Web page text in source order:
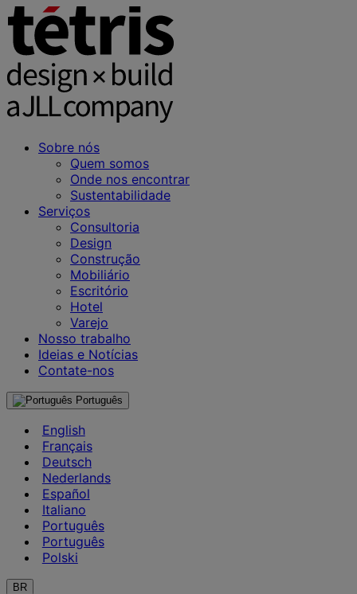
Sobre nós
Quem somos
Onde nos encontrar
Sustentabilidade
Serviços
Consultoria
Design
Construção
Mobiliário
Escritório
Hotel
Varejo
Nosso trabalho
Ideias e Notícias
Contate-nos
Português
English
Français
Deutsch
Nederlands
Español
Italiano
Português
Português
Polski
BR